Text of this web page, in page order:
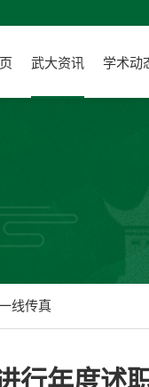
武大资讯 学术动
线传真
行年度述